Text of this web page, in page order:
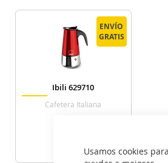
Usamos cookies para
ENVÍO
GRATIS
ENVÍO
GRATIS
Ibili 629710
Cafetera Italiana